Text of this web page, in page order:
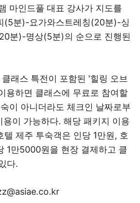
마인드풀 대표 강사가 지도를
(5분)-요가와스트레칭(20분)-싱
분)-명상(5분)의 순으로 진행된
래스 특전이 포함된 '힐링 오브
용하면 클래스에 무료로 참여할
이 아니더라도 체크인 날짜로부
이 가능하다. 해당 패키지 이용
텔 제주 투숙객은 인당 1만원, 호
1만5000원을 현장 결제하고 클
다.